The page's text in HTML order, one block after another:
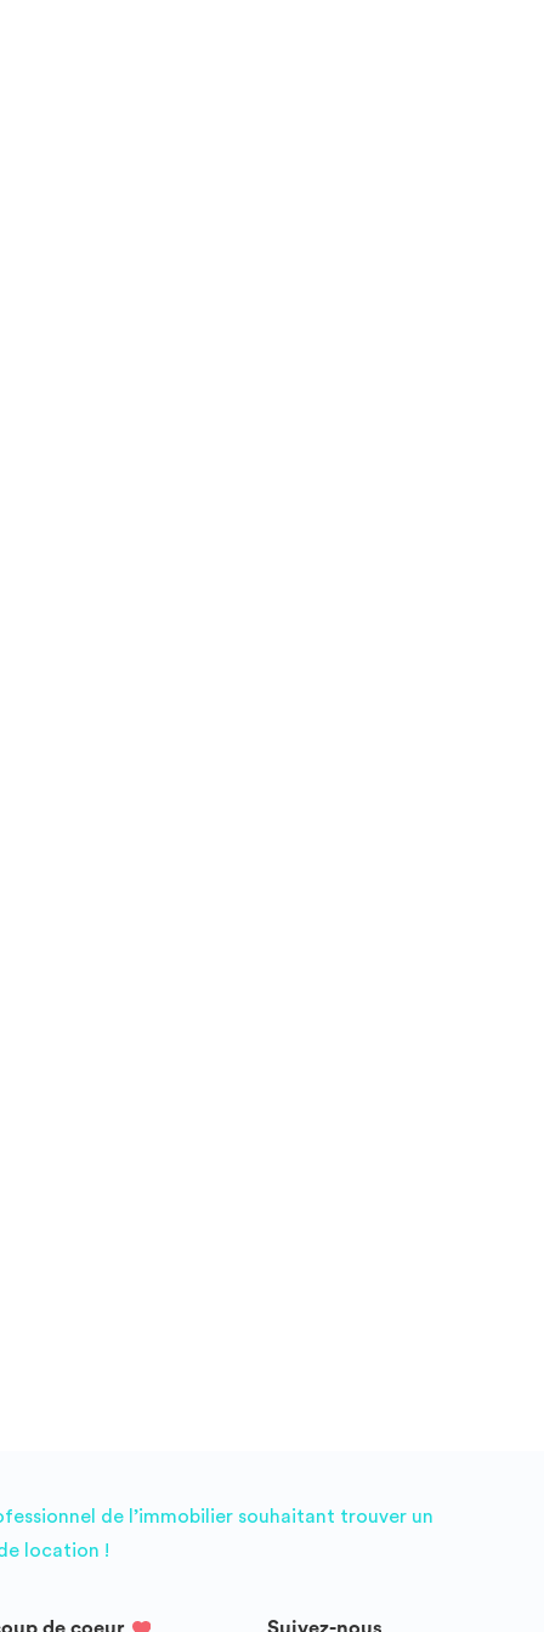
de l’immobilier souhaitant trouver un
location !
de coeur Suivez-nous